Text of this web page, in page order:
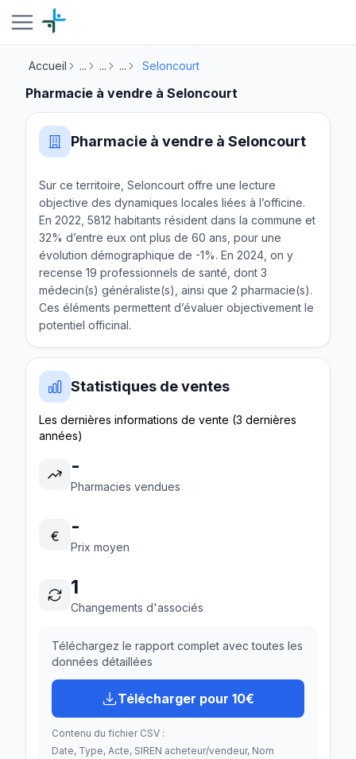
Accueil ... ... ... Seloncourt
Pharmacie à vendre à Seloncourt
Pharmacie à vendre à Seloncourt
Sur ce territoire, Seloncourt offre une lecture
objective des dynamiques locales liées à l’officine.
En 2022, 5812 habitants résident dans la commune et
32% d’entre eux ont plus de 60 ans, pour une
évolution démographique de -1%. En 2024, on y
recense 19 professionnels de santé, dont 3
médecin(s) généraliste(s), ainsi que 2 pharmacie(s).
Ces éléments permettent d’évaluer objectivement le
potentiel officinal.
Statistiques de ventes
Les dernières informations de vente (3 dernières
années)
-
Pharmacies vendues
€ -
Prix moyen
1
Changements d'associés
Téléchargez le rapport complet avec toutes les
données détaillées
Télécharger pour 10€
Contenu du fichier CSV :
Date, Type, Acte, SIREN acheteur/vendeur, Nom